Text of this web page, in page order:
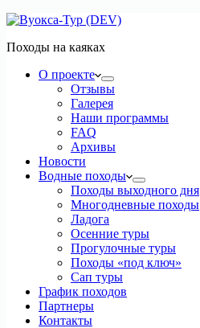
Походы на каяках
О проекте
Отзывы
Галерея
Наши программы
FAQ
Архивы
Новости
Водные походы
Походы выходного дня
Многодневные походы
Ладога
Осенние туры
Прогулочные туры
Походы «под ключ»
Сап туры
График походов
Партнеры
Контакты